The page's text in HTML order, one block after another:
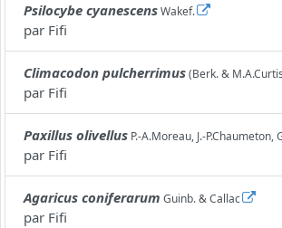
Psilocybe cyanescensWakef.
par Fifi
Climacodon pulcherrimus(Berk. &
par Fifi
Paxillus olivellus P.-A.Moreau, J.-P.Chaumeton,
par Fifi
Agaricus coniferarum Guinb. & Callac
par Fifi